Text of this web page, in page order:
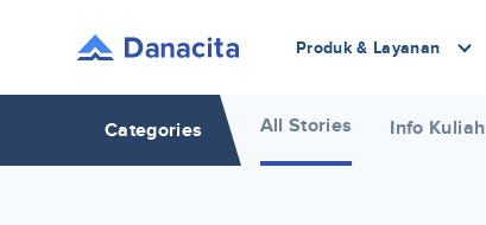
Produk & Layanan
Categories All Stories Info Kuliah